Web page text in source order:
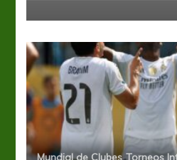
Mundial de Clubes Torneos